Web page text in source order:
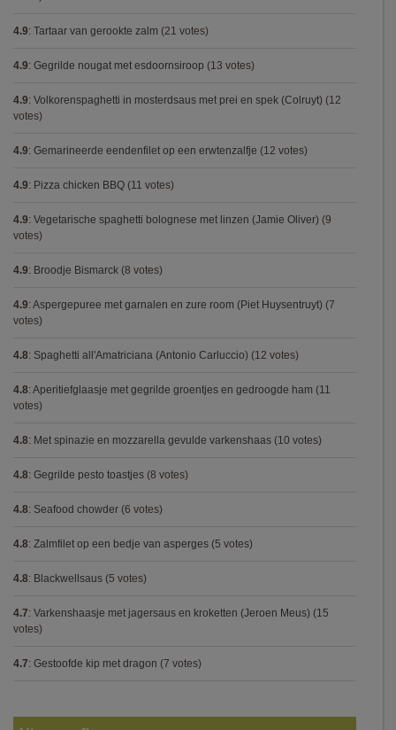
4.9: Tartaar van gerookte zalm (21 votes)
4.9: Gegrilde nougat met esdoornsiroop (13 votes)
4.9: Volkorenspaghetti in mosterdsaus met prei en spek (Colruyt) (12
votes)
4.9: Gemarineerde eendenfilet op een erwtenzalfje (12 votes)
4.9: Pizza chicken BBQ (11 votes)
4.9: Vegetarische spaghetti bolognese met linzen (Jamie Oliver) (9
votes)
4.9: Broodje Bismarck (8 votes)
4.9: Aspergepuree met garnalen en zure room (Piet Huysentruyt) (7
votes)
4.8: Spaghetti all'Amatriciana (Antonio Carluccio) (12 votes)
4.8: Aperitiefglaasje met gegrilde groentjes en gedroogde ham (11
votes)
4.8: Met spinazie en mozzarella gevulde varkenshaas (10 votes)
4.8: Gegrilde pesto toastjes (8 votes)
4.8: Seafood chowder (6 votes)
4.8: Zalmfilet op een bedje van asperges (5 votes)
4.8: Blackwellsaus (5 votes)
4.7: Varkenshaasje met jagersaus en kroketten (Jeroen Meus) (15
votes)
4.7: Gestoofde kip met dragon (7 votes)